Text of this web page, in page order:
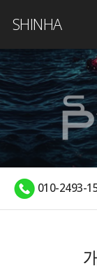
SHINHA
010-2493-